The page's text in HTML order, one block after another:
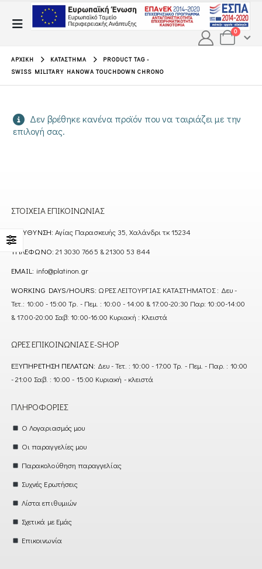
0
ΑΡΧΙΚΉ ΚΑΤΆΣΤΗΜΑ
PRODUCT TAG -
SWISS MILITARY HANOWA TOUCHDOWN CHRONO
Δεν βρέθηκε κανένα προϊόν που να ταιριάζει με την
επιλογή σας.
ΣΤΟΙΧΕΊΑ ΕΠΙΚΟΙΝΩΝΊΑΣ
ΔΙΕΎΘΥΝΣΗ: Αγίας Παρασκευής 35, Χαλάνδρι τκ 15234
ΤΗΛΈΦΩΝΟ: 21 3030 7665 & 21300 53 844
EMAIL: info@platinon.gr
WORKING DAYS/HOURS: ΩΡΕΣ ΛΕΙΤΟΥΡΓΙΑΣ ΚΑΤΑΣΤΗΜΑΤΟΣ : Δευ -
Τετ.: 10:00 - 15:00 Τρ. - Πεμ. : 10:00 - 14:00 & 17:00-20:30 Παρ: 10:00-14:00
& 17:00-20:00 Σαβ: 10:00-16:00 Κυριακή : Κλειστά
ΏΡΕΣ ΕΠΙΚΟΙΝΩΝΊΑΣ E-SHOP
ΕΞΥΠΗΡΈΤΗΣΗ ΠΕΛΑΤΏΝ: Δευ - Τετ. : 10:00 - 17:00 Τρ. - Πεμ. - Παρ. : 10:00
- 21:00 Σαβ. : 10:00 - 15:00 Κυριακή - κλειστά
ΠΛΗΡΟΦΟΡΊΕΣ
Ο Λογαριασμός μου
Οι παραγγελίες μου
Παρακολούθηση παραγγελίας
Συχνές Ερωτήσεις
Λίστα επιθυμιών
Σχετικά με Εμάς
Επικοινωνία